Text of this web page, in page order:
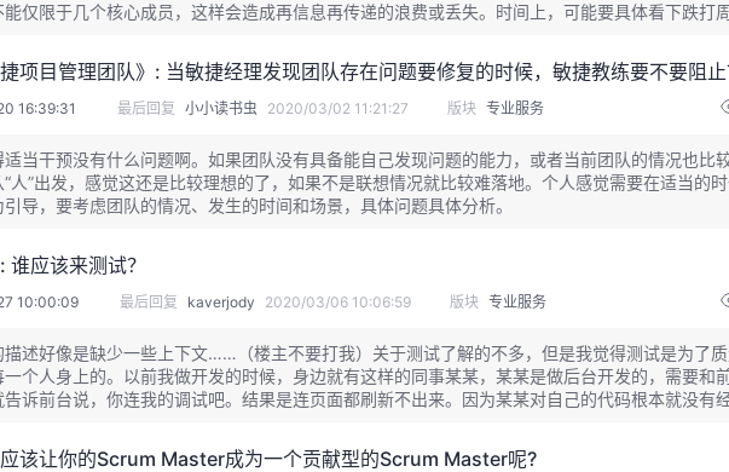
能仅限于几个核心成员，这样会造成再信息再传递的浪费或丢失。时间上，可能要具体看下跌打
项目管理团队》: 当敏捷经理发现团队存在问题要修复的时候，敏捷教练要不要阻止
16:39:31 最后回复 小小读书虫 2020/03/02 11:21:27 版块 专业服务
适当干预没有什么问题啊。如果团队没有具备能自己发现问题的能力，或者当前团队的情况也比
人”出发，感觉这还是比较理想的了，如果不是联想情况就比较难落地。个人感觉需要在适当的
导，要考虑团队的情况、发生的时间和场景，具体问题具体分析。
应该来测试？
10:00:09 最后回复 kaverjody 2020/03/06 10:06:59 版块 专业服务
描述好像是缺少一些上下文……（楼主不要打我）关于测试了解的不多，但是我觉得测试是为了
一个人身上的。以前我做开发的时候，身边就有这样的同事某某，某某是做后台开发的，需要和
告诉前台说，你连我的调试吧。结果是连页面都刷新不出来。因为某某对自己的代码根本就没
不是因为一个人所导致的了。比如，一开始就错了，那么后面的就错了。所以我觉得任何在团队
应该让你的Scrum Master成为一个贡献型的Scrum Master呢?